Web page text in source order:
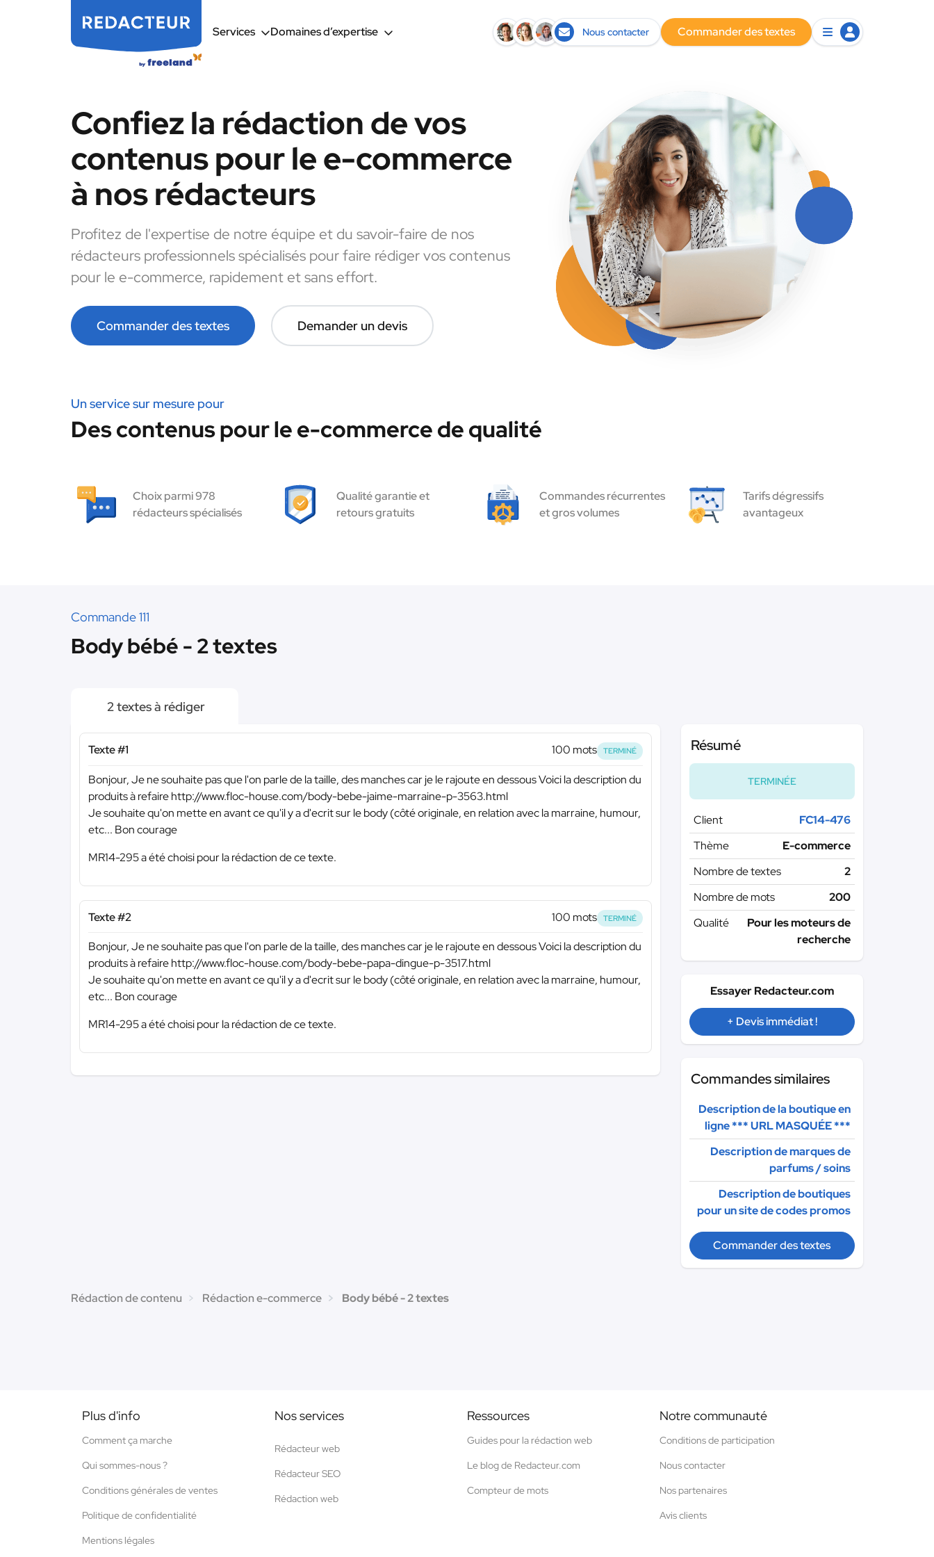
Services Domaines d’expertise Nous contacter Commander des textes
Confiez la rédaction de vos
contenus pour le e-commerce
à nos rédacteurs
Profitez de l'expertise de notre équipe et du savoir-faire de nos
rédacteurs professionnels spécialisés pour faire rédiger vos contenus
pour le e-commerce, rapidement et sans effort.
Commander des textes Demander un devis
Un service sur mesure pour
Des contenus pour le e-commerce de qualité
Choix parmi 978
rédacteurs spécialisés
Qualité garantie et
retours gratuits
Commandes récurrentes
et gros volumes
Tarifs dégressifs
avantageux
Commande 111
Body bébé - 2 textes
2 textes à rédiger
Texte #1 100 mots TERMINÉ
Bonjour, Je ne souhaite pas que l'on parle de la taille, des manches car je le rajoute en dessous Voici la description du
produits à refaire http://www.floc-house.com/body-bebe-jaime-marraine-p-3563.html
Je souhaite qu'on mette en avant ce qu'il y a d'ecrit sur le body (côté originale, en relation avec la marraine, humour,
etc... Bon courage
MR14-295 a été choisi pour la rédaction de ce texte.
Texte #2 100 mots TERMINÉ
Bonjour, Je ne souhaite pas que l'on parle de la taille, des manches car je le rajoute en dessous Voici la description du
produits à refaire http://www.floc-house.com/body-bebe-papa-dingue-p-3517.html
Je souhaite qu'on mette en avant ce qu'il y a d'ecrit sur le body (côté originale, en relation avec la marraine, humour,
etc... Bon courage
MR14-295 a été choisi pour la rédaction de ce texte.
Résumé
TERMINÉE
Client
FC14-476
Thème
E-commerce
Nombre de textes
2
Nombre de mots
200
Qualité
Pour les moteurs de
recherche
Essayer Redacteur.com
+ Devis immédiat !
Commandes similaires
Description de la boutique en
ligne*** URL MASQUÉE ***
Description de marques de
parfums / soins
Description de boutiques
pour un site de codes promos
Commander des textes
Rédaction de contenu Rédaction e-commerce Body bébé - 2 textes
Plus d'info
Comment ça marche
Qui sommes-nous ?
Conditions générales de ventes
Politique de confidentialité
Mentions légales
Nos services
Rédacteur web
Rédacteur SEO
Rédaction web
Ressources
Guides pour la rédaction web
Le blog de Redacteur.com
Compteur de mots
Notre communauté
Conditions de participation
Nous contacter
Nos partenaires
Avis clients